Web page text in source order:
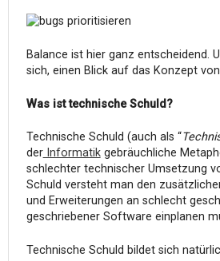
Balance ist hier ganz entscheidend.
sich, einen Blick auf das Konzept
Was ist technische Schuld?
Technische Schuld (auch als “
derInformatikgebräuchliche
schlechter technischer Umsetzung
Schuld versteht man den
und Erweiterungen an schlecht
geschriebener Software einplanen
Technische Schuld bildet sich